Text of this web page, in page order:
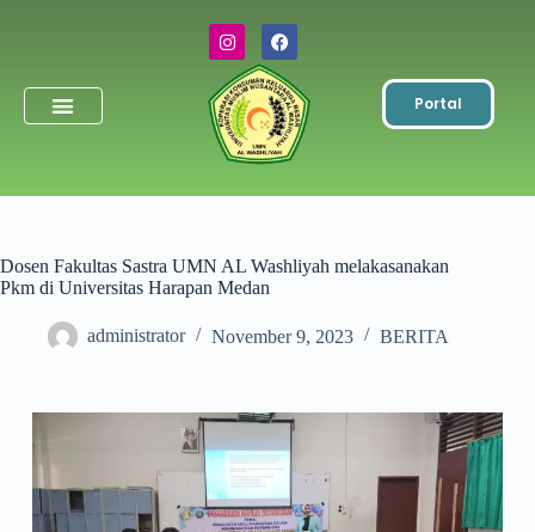
Portal
Dosen Fakultas Sastra UMN AL Washliyah melakasanakan
Pkm di Universitas Harapan Medan
administrator November 9, 2023 BERITA